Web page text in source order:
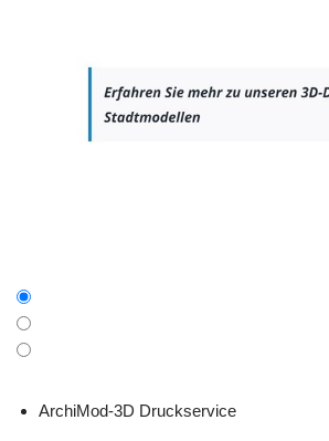
ArchiMod-3D Druckservice